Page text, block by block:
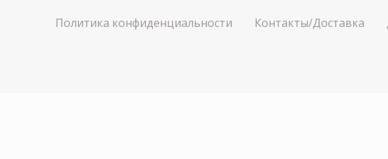
Политика конфиденциальности Контакты/Доставка